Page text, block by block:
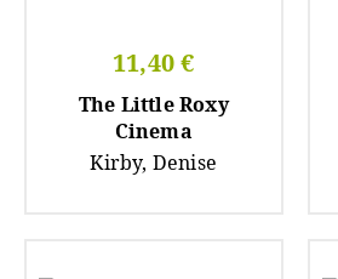
11,40 €
The Little Roxy
Cinema
Kirby, Denise